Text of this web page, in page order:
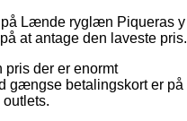
på Lænde ryglæn Piqueras y
at antage den laveste pris.
pris der er enormt
gængse betalingskort er på